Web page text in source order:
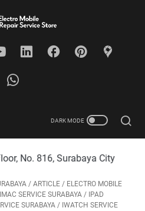
Surabaya City
/ ARTICLE / ELECTRO MOBILE
IMAC SERVICE SURABAYA / IPAD
SURABAYA / IWATCH SERVICE